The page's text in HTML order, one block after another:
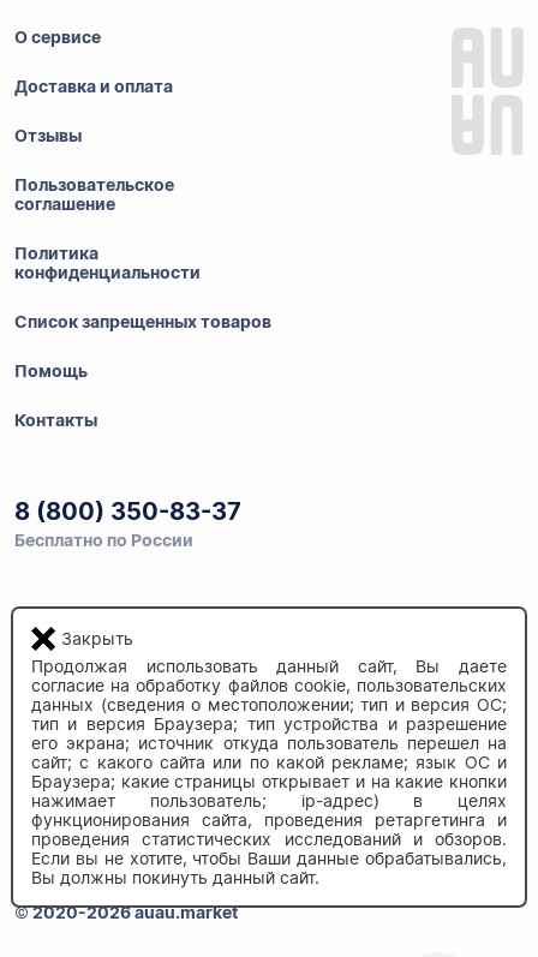
О сервисе
Доставка и оплата
Отзывы
Пользовательское
соглашение
Политика
конфиденциальности
Список запрещенных товаров
Помощь
Контакты
8 (800) 350-83-37
Бесплатно по России
Напишите нам
info@auau.market
236027, г.Калининград
ул.Калязинская 6, оф. 2
© 2020-2026 auau.market
Закрыть
Продолжая использовать данный сайт, Вы даете
согласие на обработку файлов cookie, пользовательских
данных (сведения о местоположении; тип и версия ОС;
тип и версия Браузера; тип устройства и разрешение
его экрана; источник откуда пользователь перешел на
сайт; с какого сайта или по какой рекламе; язык ОС и
Браузера; какие страницы открывает и на какие кнопки
нажимает пользователь; ip-адрес) в целях
функционирования сайта, проведения ретаргетинга и
проведения статистических исследований и обзоров.
Если вы не хотите, чтобы Ваши данные обрабатывались,
Вы должны покинуть данный сайт.